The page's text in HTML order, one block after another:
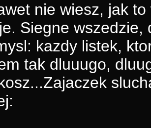
nie wiesz, jak
Siegne
kazdy listek,
tak dluuugo,